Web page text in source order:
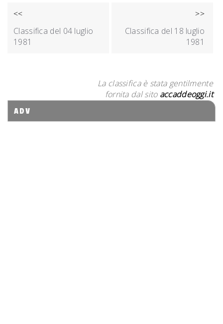
NAVIGAZIONE
ARTICOLI
<<
Classifica del 04 luglio
1981
>>
Classifica del 18 luglio
1981
La classifica è stata gentilmente
fornita dal sito accaddeoggi.it
ADV